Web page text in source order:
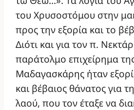
του Χρυσοστόμου στην
προς την εξορία και το
Διότι και για τον π.
παράτολμο επιχείρημα
Μαδαγασκάρης ήταν
και βέβαιος θάνατος για
λαού, που τον έταξε να